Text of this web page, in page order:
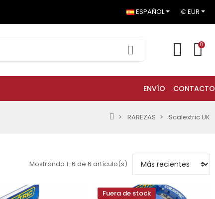
ESPAÑOL € EUR
0
ENVÍO CONTACTO
RAREZAS Scalextric UK
Mostrando 1-6 de 6 artículo(s)
Fuera de stock